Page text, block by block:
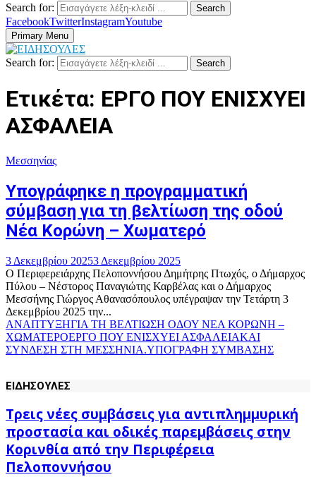
Search for: Search
FacebookTwitterInstagramYoutube
Primary Menu
Search for: Search
Ετικέτα: ΕΡΓΟ ΠΟΥ ΕΝΙΣΧΥΕΙ
ΑΣΦΑΛΕΙΑ
Μεσσηνίας
Υπογράφηκε η προγραμματική
σύμβαση για τη βελτίωση της οδού
Νέα Κορώνη – Χωματερό
3 Δεκεμβρίου 20253 Δεκεμβρίου 2025
Ο Περιφερειάρχης Πελοποννήσου Δημήτρης Πτωχός, ο Δήμαρχος
Πύλου – Νέστορος Παναγιώτης Καρβέλας και ο Δήμαρχος
Μεσσήνης Γιώργος Αθανασόπουλος υπέγραψαν την Τετάρτη 3
Δεκεμβρίου 2025 την...
ΑΝΑΠΤΥΞΗΓΙΑ ΤΗ ΒΕΛΤΙΩΣΗ ΟΔΟΥ ΝΕΑ ΚΟΡΩΝΗ –
ΧΩΜΑΤΕΡΟΕΡΓΟ ΠΟΥ ΕΝΙΣΧΥΕΙ ΑΣΦΑΛΕΙΑΚΑΙ
ΣΥΝΔΕΣΗ ΣΤΗ ΜΕΣΣΗΝΙΑ.ΥΠΟΓΡΑΦΗ ΣΥΜΒΑΣΗΣ
ΕΙΔΗΣΟΥΛΕΣ
Τρεις νέες συμβάσεις για αντιπλημμυρική
προστασία και οδικές παρεμβάσεις στην
Κορινθία από την Περιφέρεια
Πελοποννήσου